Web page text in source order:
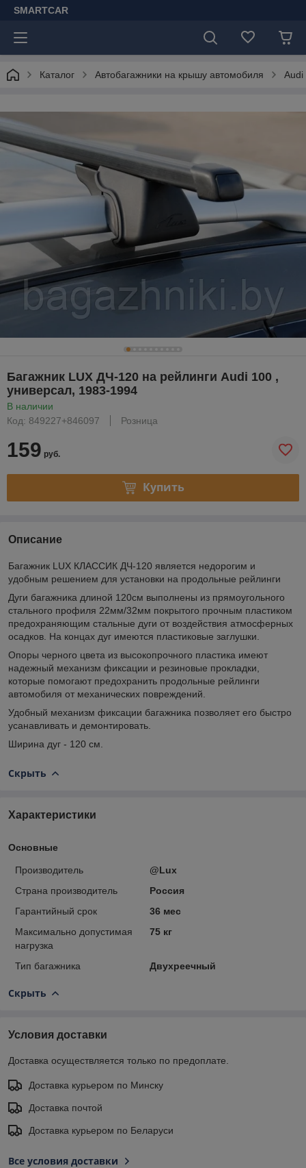
SMARTCAR
Каталог Автобагажники на крышу автомобиля Audi
Багажник LUX ДЧ-120 на рейлинги Audi 100 ,
универсал, 1983-1994
В наличии
Код: 849227+846097
Розница
159 руб.
Купить
Описание
Багажник LUX КЛАССИК ДЧ-120 является недорогим и
удобным решением для установки на продольные рейлинги
Дуги багажника длиной 120см выполнены из прямоугольного
стального профиля 22мм/32мм покрытого прочным пластиком
предохраняющим стальные дуги от воздействия атмосферных
осадков. На концах дуг имеются пластиковые заглушки.
Опоры черного цвета из высокопрочного пластика имеют
надежный механизм фиксации и резиновые прокладки,
которые помогают предохранить продольные рейлинги
автомобиля от механических повреждений.
Удобный механизм фиксации багажника позволяет его быстро
усанавливать и демонтировать.
Ширина дуг - 120 см.
Скрыть
Характеристики
Основные
Производитель
@Lux
Страна производитель
Россия
Гарантийный срок
36 мес
Максимально допустимая
нагрузка
75 кг
Тип багажника Двухреечный
Скрыть
Условия доставки
Доставка осуществляется только по предоплате.
Доставка курьером по Минску
Доставка почтой
Доставка курьером по Беларуси
Все условия доставки